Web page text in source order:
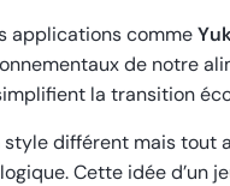
applications comme
de notre
la transition
style différent mais tout
Cette idée d’un